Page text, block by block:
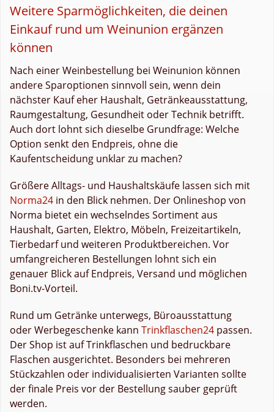
Weitere Sparmöglichkeiten, die deinen
Einkauf rund um Weinunion ergänzen
können
Nach einer Weinbestellung bei Weinunion können
andere Sparoptionen sinnvoll sein, wenn dein
nächster Kauf eher Haushalt, Getränkeausstattung,
Raumgestaltung, Gesundheit oder Technik betrifft.
Auch dort lohnt sich dieselbe Grundfrage: Welche
Option senkt den Endpreis, ohne die
Kaufentscheidung unklar zu machen?
Größere Alltags- und Haushaltskäufe lassen sich mit
Norma24 in den Blick nehmen. Der Onlineshop von
Norma bietet ein wechselndes Sortiment aus
Haushalt, Garten, Elektro, Möbeln, Freizeitartikeln,
Tierbedarf und weiteren Produktbereichen. Vor
umfangreicheren Bestellungen lohnt sich ein
genauer Blick auf Endpreis, Versand und möglichen
Boni.tv-Vorteil.
Rund um Getränke unterwegs, Büroausstattung
oder Werbegeschenke kann Trinkflaschen24 passen.
Der Shop ist auf Trinkflaschen und bedruckbare
Flaschen ausgerichtet. Besonders bei mehreren
Stückzahlen oder individualisierten Varianten sollte
der finale Preis vor der Bestellung sauber geprüft
werden.